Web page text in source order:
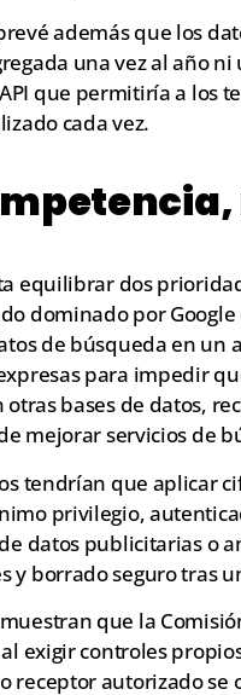
además que los
una vez al año
que permitiría a los
cada vez.
equilibrar dos
dominado por
de búsqueda en un
para impedir
otras bases de datos,
mejorar servicios de
tendrían que aplicar
privilegio,
datos publicitarias o
y borrado seguro tras
que la
exigir controles
receptor autorizado